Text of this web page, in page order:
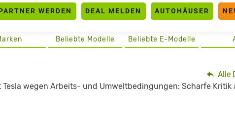
WERDEN DEAL MELDEN AUTOHÄUSER
Beliebte E-Modelle
Beliebte Modelle
Alle
Tesla wegen Arbeits- und Umweltbedingungen: Scharfe Kritik